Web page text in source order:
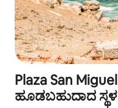
Plaza San
ಹೂಡಬಹುದಾದ